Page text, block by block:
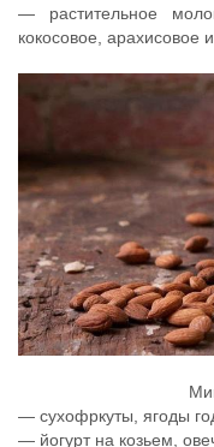
— растительное
кокосовое, арахисовое
— сухофркуты, ягоды
— йогурт на козьем,